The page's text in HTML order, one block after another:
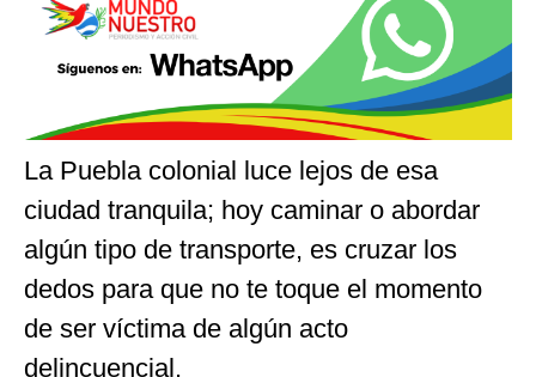
La Puebla colonial luce lejos de esa
ciudad tranquila; hoy caminar o abordar
algún tipo de transporte, es cruzar los
dedos para que no te toque el momento
de ser víctima de algún acto
delincuencial.